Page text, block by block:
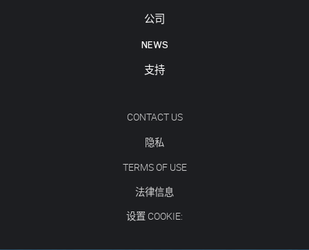
公司
NEWS
支持
CONTACT US
隐私
TERMS OF USE
法律信息
设置 COOKIE: